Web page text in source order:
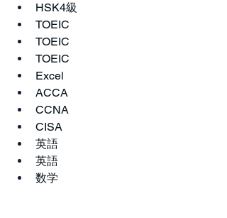
HSK4級
TOEIC
TOEIC
TOEIC
Excel
ACCA
CCNA
CISA
英語
英語
数学